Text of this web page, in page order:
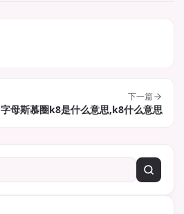
下一篇
字母斯慕圈k8是什么意思,k8什么意思